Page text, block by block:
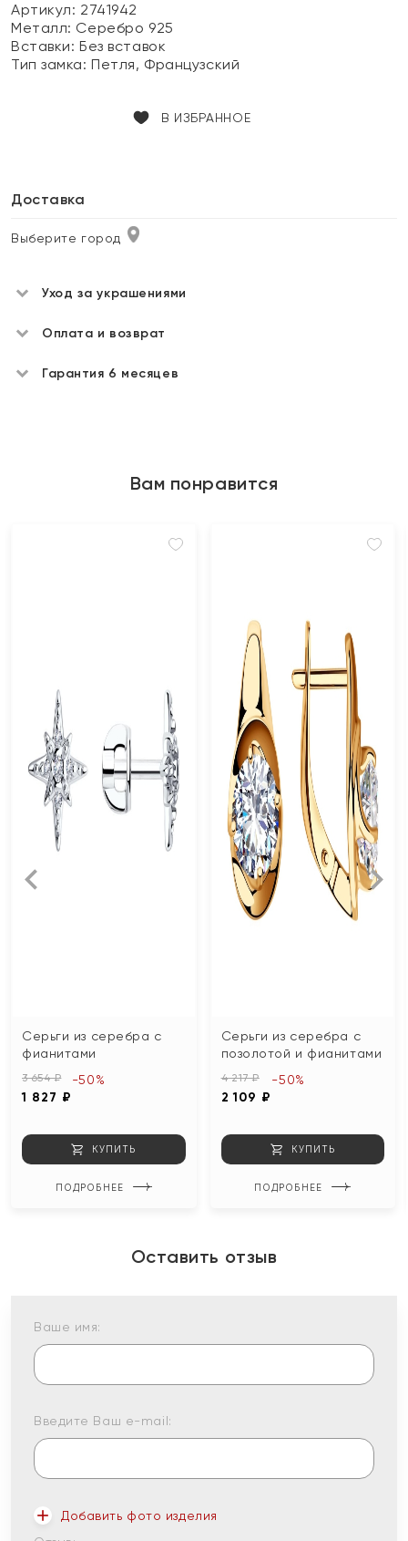
Артикул: 2741942
Металл: Серебро 925
Вставки:Без вставок
Тип замка:Петля, Французский
В ИЗБРАННОЕ
Доставка
Выберите город
Уход за украшениями
Оплата и возврат
Гарантия 6 месяцев
Вам понравится
Серьги из серебра с
фианитами
3 654 ₽
1 827 ₽
-50%
КУПИТЬ
ПОДРОБНЕЕ
Серьги из серебра с
позолотой и фианитами
4 217 ₽
2 109 ₽
-50%
КУПИТЬ
ПОДРОБНЕЕ
Оставить отзыв
Ваше имя:
Введите Ваш e-mail:
Добавить фото изделия